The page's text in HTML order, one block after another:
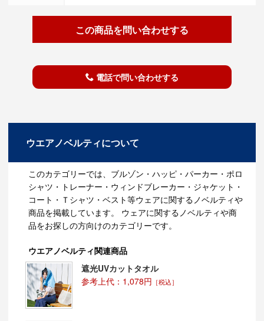
この商品を問い合わせする
電話で問い合わせする
ウエアノベルティについて
このカテゴリーでは、ブルゾン・ハッピ・パーカー・ポロ
シャツ・トレーナー・ウィンドブレーカー・ジャケット・
コート・Ｔシャツ・ベスト等ウェアに関するノベルティや
商品を掲載しています。 ウェアに関するノベルティや商
品をお探しの方向けのカテゴリーです。
ウエアノベルティ関連商品
遮光UVカットタオル
参考上代：1,078円 ［税込］